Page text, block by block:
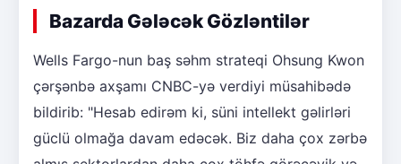
Bazarda Gələcək Gözləntilər
Wells Fargo-nun baş səhm strateqi Ohsung Kwon
çərşənbə axşamı CNBC-yə verdiyi müsahibədə
bildirib: "Hesab edirəm ki, süni intellekt gəlirləri
güclü olmağa davam edəcək. Biz daha çox zərbə